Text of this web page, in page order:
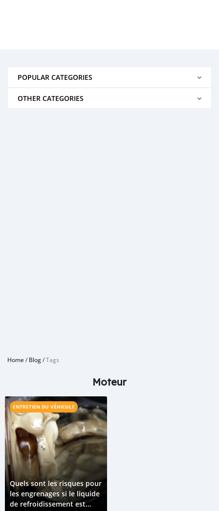
POPULAR CATEGORIES
OTHER CATEGORIES
Home /Blog/Tags
Moteur
ENTRETIEN DU VÉHICULE
Quels sont les risques pour
les engrenages si le liquide
de refroidissement est